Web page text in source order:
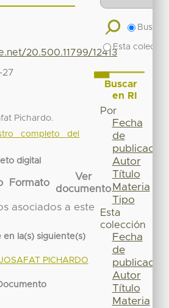
20.500.11799/12413
27
Pichardo.
completo del
digital
Formato
Ver
documento
asociados a este
en la(s) siguiente(s)
PICHARDO
Buscar
Esta
Buscar
en RI
Por
Fecha
de
publicación
Autor
Título
Materia
Tipo
Esta
colección
Fecha
de
publicación
Autor
Título
Materia